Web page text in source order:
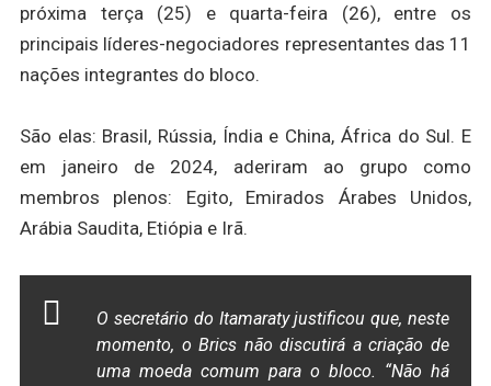
próxima terça (25) e quarta-feira (26), entre os
principais líderes-negociadores representantes das 11
nações integrantes do bloco.
São elas: Brasil, Rússia, Índia e China, África do Sul. E
em janeiro de 2024, aderiram ao grupo como
membros plenos: Egito, Emirados Árabes Unidos,
Arábia Saudita, Etiópia e Irã.
O secretário do Itamaraty justificou que, neste
momento, o Brics não discutirá a criação de
uma moeda comum para o bloco. “Não há